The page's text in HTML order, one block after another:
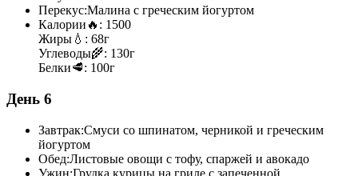
Перекус:Малина с греческим йогуртом
Калории 🔥: 1500
Жиры 💧: 68г
Углеводы🌾: 130г
Белки🥩: 100г
День 6
Завтрак:Смуси со шпинатом, черникой и греческим
йогуртом
Обед:Листовые овощи с тофу, спаржей и авокадо
Ужин:Грудка курицы на гриле с запеченной